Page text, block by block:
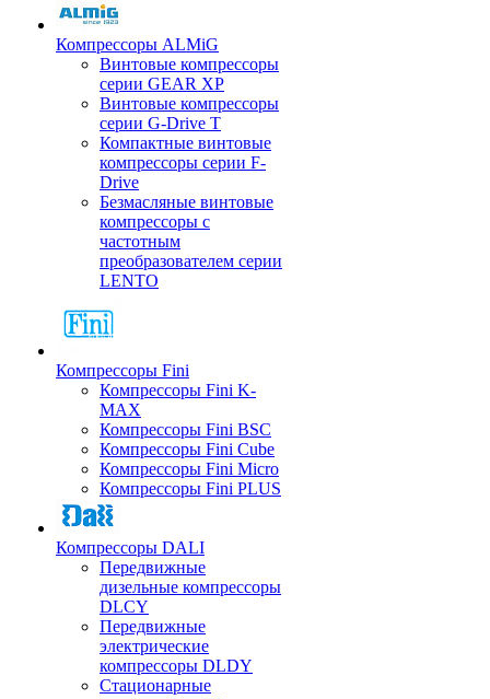
Компрессоры ALMiG
Винтовые компрессоры
серии GEAR XP
Винтовые компрессоры
серии G-Drive T
Компактные винтовые
компрессоры серии F-
Drive
Безмасляные винтовые
компрессоры с
частотным
преобразователем серии
LENTO
Компрессоры Fini
Компрессоры Fini K-
MAX
Компрессоры Fini BSC
Компрессоры Fini Cube
Компрессоры Fini Micro
Компрессоры Fini PLUS
Компрессоры DALI
Передвижные
дизельные компрессоры
DLCY
Передвижные
электрические
компрессоры DLDY
Стационарные